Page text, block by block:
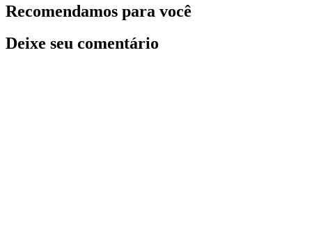
Recomendamos para você
Deixe seu comentário